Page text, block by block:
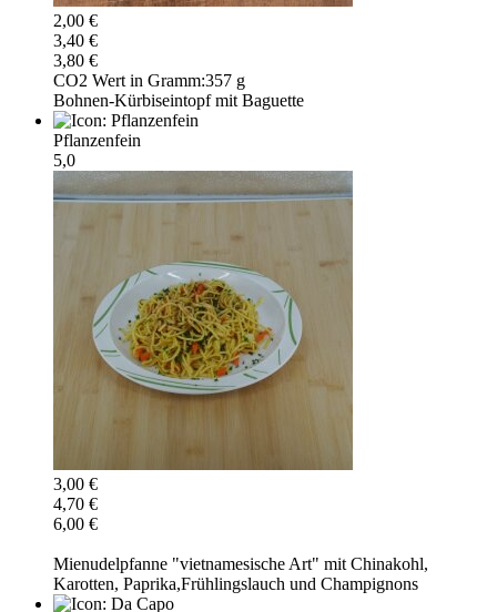
2,00 €
3,40 €
3,80 €
CO2 Wert in Gramm:357 g
Bohnen-Kürbiseintopf mit Baguette
Pflanzenfein
5,0
3,00 €
4,70 €
6,00 €
Mienudelpfanne "vietnamesische Art" mit Chinakohl,
Karotten, Paprika,Frühlingslauch und Champignons